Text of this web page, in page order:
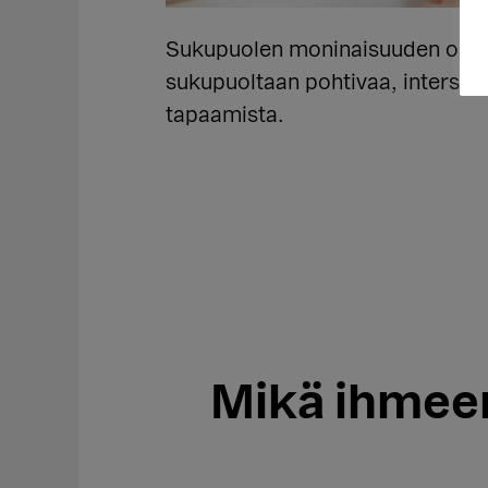
Sukupuolen moninaisuuden
sukupuoltaan pohtivaa,
tapaamista.
Mikä